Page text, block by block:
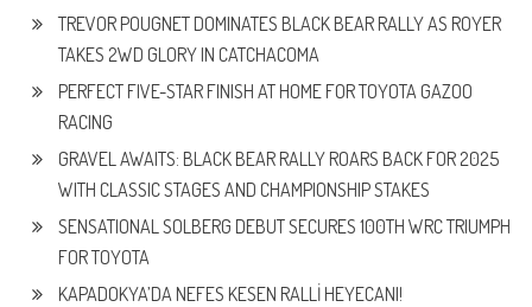
TREVOR POUGNET DOMINATES BLACK BEAR RALLY AS ROYER
TAKES 2WD GLORY IN CATCHACOMA
PERFECT FIVE-STAR FINISH AT HOME FOR TOYOTA GAZOO
RACING
GRAVEL AWAITS: BLACK BEAR RALLY ROARS BACK FOR 2025
WITH CLASSIC STAGES AND CHAMPIONSHIP STAKES
SENSATIONAL SOLBERG DEBUT SECURES 100TH WRC TRIUMPH
FOR TOYOTA
KAPADOKYA’DA NEFES KESEN RALLİ HEYECANI!